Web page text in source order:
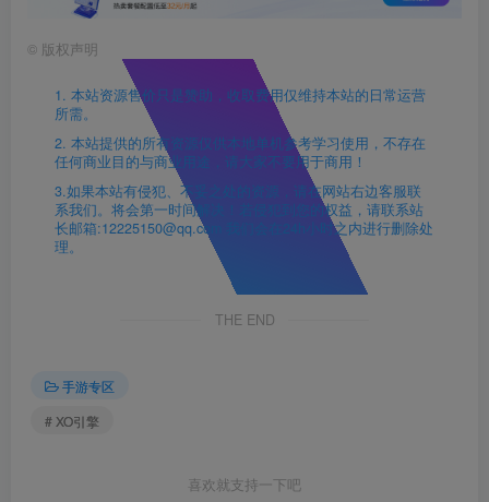
© 版权声明
1. 本站资源售价只是赞助，收取费用仅维持本站的日常运营
所需。
2. 本站提供的所有资源仅供本地单机参考学习使用，不存在
任何商业目的与商业用途，请大家不要用于商用！
3.如果本站有侵犯、不妥之处的资源，请在网站右边客服联
系我们。将会第一时间解决！若侵犯到您的权益，请联系站
长邮箱:12225150@qq.com 我们会在24h小时之内进行删除处
理。
THE END
手游专区
# XO引擎
喜欢就支持一下吧